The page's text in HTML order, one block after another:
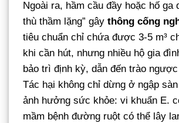
Ngoài ra, hầm cầu đầy hoặc hố ga
thù thầm lặng” gây thông cống
tiêu chuẩn chỉ chứa được 3-5 m³
khi cần hút, nhưng nhiều hộ gia
bảo trì định kỳ, dẫn đến trào
Tác hại không chỉ dừng ở ngập
ảnh hưởng sức khỏe: vi khuẩn E.
mầm bệnh đường ruột có thể lây